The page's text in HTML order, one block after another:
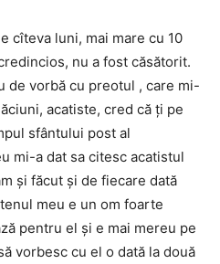
cîteva luni, mai mare cu 10
nu a fost căsătorit.
de vorbă cu preotul , care mi-
acatiste, cred că ţi pe
sfântului post al
mi-a dat sa citesc acatistul
şi făcut şi de fiecare dată
meu e un om foarte
pentru el şi e mai mereu pe
vorbesc cu el o dată la două